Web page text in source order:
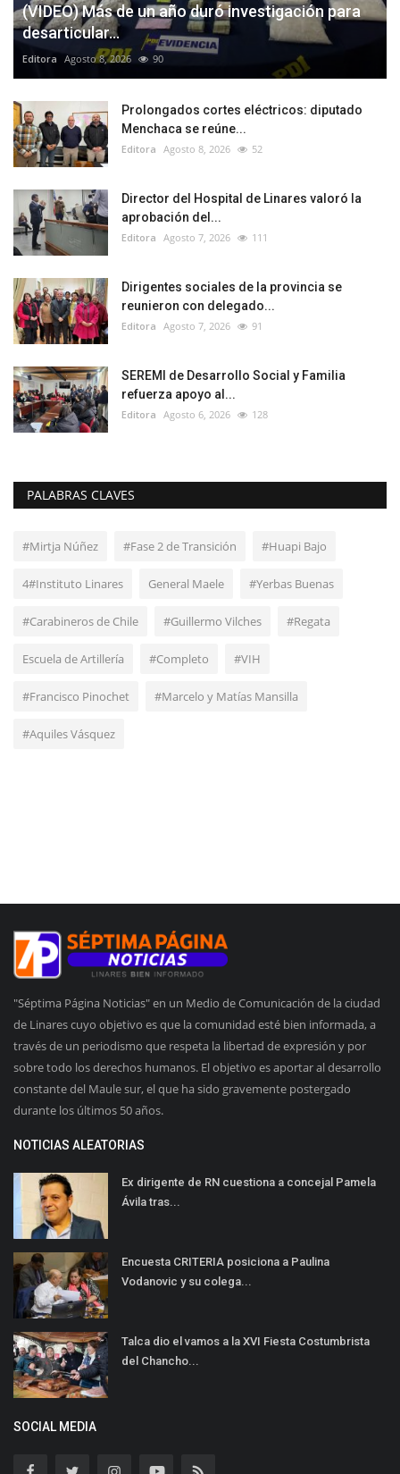
(VIDEO) Más de un año duró investigación para
desarticular...
Editora Agosto 8, 2026 90
Prolongados cortes eléctricos: diputado
Menchaca se reúne...
Editora Agosto 8, 2026 52
Director del Hospital de Linares valoró la
aprobación del...
Editora Agosto 7, 2026 111
Dirigentes sociales de la provincia se
reunieron con delegado...
Editora Agosto 7, 2026 91
SEREMI de Desarrollo Social y Familia
refuerza apoyo al...
Editora Agosto 6, 2026 128
PALABRAS CLAVES
#Mirtja Núñez #Fase 2 de Transición #Huapi Bajo
4#Instituto Linares General Maele #Yerbas Buenas
#Carabineros de Chile #Guillermo Vilches #Regata
Escuela de Artillería #Completo #VIH
#Francisco Pinochet #Marcelo y Matías Mansilla
#Aquiles Vásquez
"Séptima Página Noticias" en un Medio de Comunicación de la ciudad
de Linares cuyo objetivo es que la comunidad esté bien informada, a
través de un periodismo que respeta la libertad de expresión y por
sobre todo los derechos humanos. El objetivo es aportar al desarrollo
constante del Maule sur, el que ha sido gravemente postergado
durante los últimos 50 años.
NOTICIAS ALEATORIAS
Ex dirigente de RN cuestiona a concejal Pamela
Ávila tras...
Encuesta CRITERIA posiciona a Paulina
Vodanovic y su colega...
Talca dio el vamos a la XVI Fiesta Costumbrista
del Chancho...
SOCIAL MEDIA